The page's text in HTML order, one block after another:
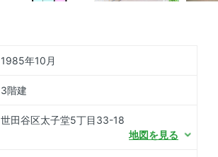
1985年10月
3階建
世田谷区太子堂5丁目33-18
地図を見る